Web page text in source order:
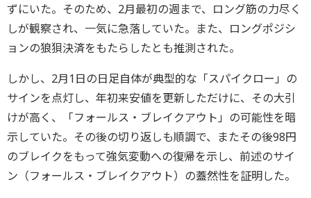
ずにいた。そのため、2月最初の週まで、ロング筋の力尽く
しが観察され、一気に急落していた。また、ロングポジシ
ョンの狼狽決済をもたらしたとも推測された。
しかし、2月1日の日足自体が典型的な「スパイクロー」の
サインを点灯し、年初来安値を更新しただけに、その大引
けが高く、「フォールス・ブレイクアウト」の可能性を暗
示していた。その後の切り返しも順調で、またその後98円
のブレイクをもって強気変動への復帰を示し、前述のサイ
ン（フォールス・ブレイクアウト）の蓋然性を証明した。